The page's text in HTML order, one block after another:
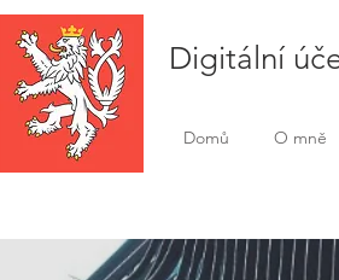
Digitální
Domů O mně